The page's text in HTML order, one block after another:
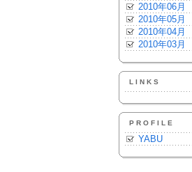
2010年06月
2010年05月
2010年04月
2010年03月
LINKS
PROFILE
YABU